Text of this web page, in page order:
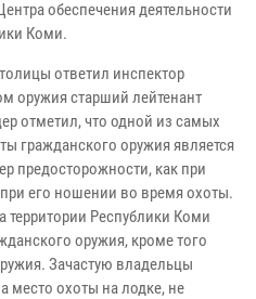
обеспечения деятельности
Коми.
ответил инспектор
оружия старший лейтенант
отметил, что одной из самых
гражданского оружия является
предосторожности, как при
его ношении во время охоты.
территории Республики Коми
оружия, кроме того
Зачастую владельцы
место охоты на лодке, не